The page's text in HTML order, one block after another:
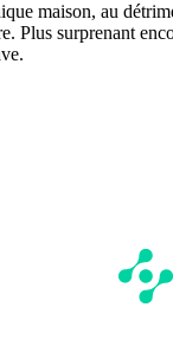
maison, au
Plus surprenant